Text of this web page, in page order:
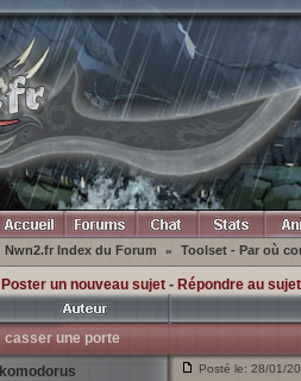
Nwn2.fr Index du Forum » Toolset - Par où
Poster un nouveau sujet- Répondre au sujet
casser une porte
komodorus
Posté le: 28/01/